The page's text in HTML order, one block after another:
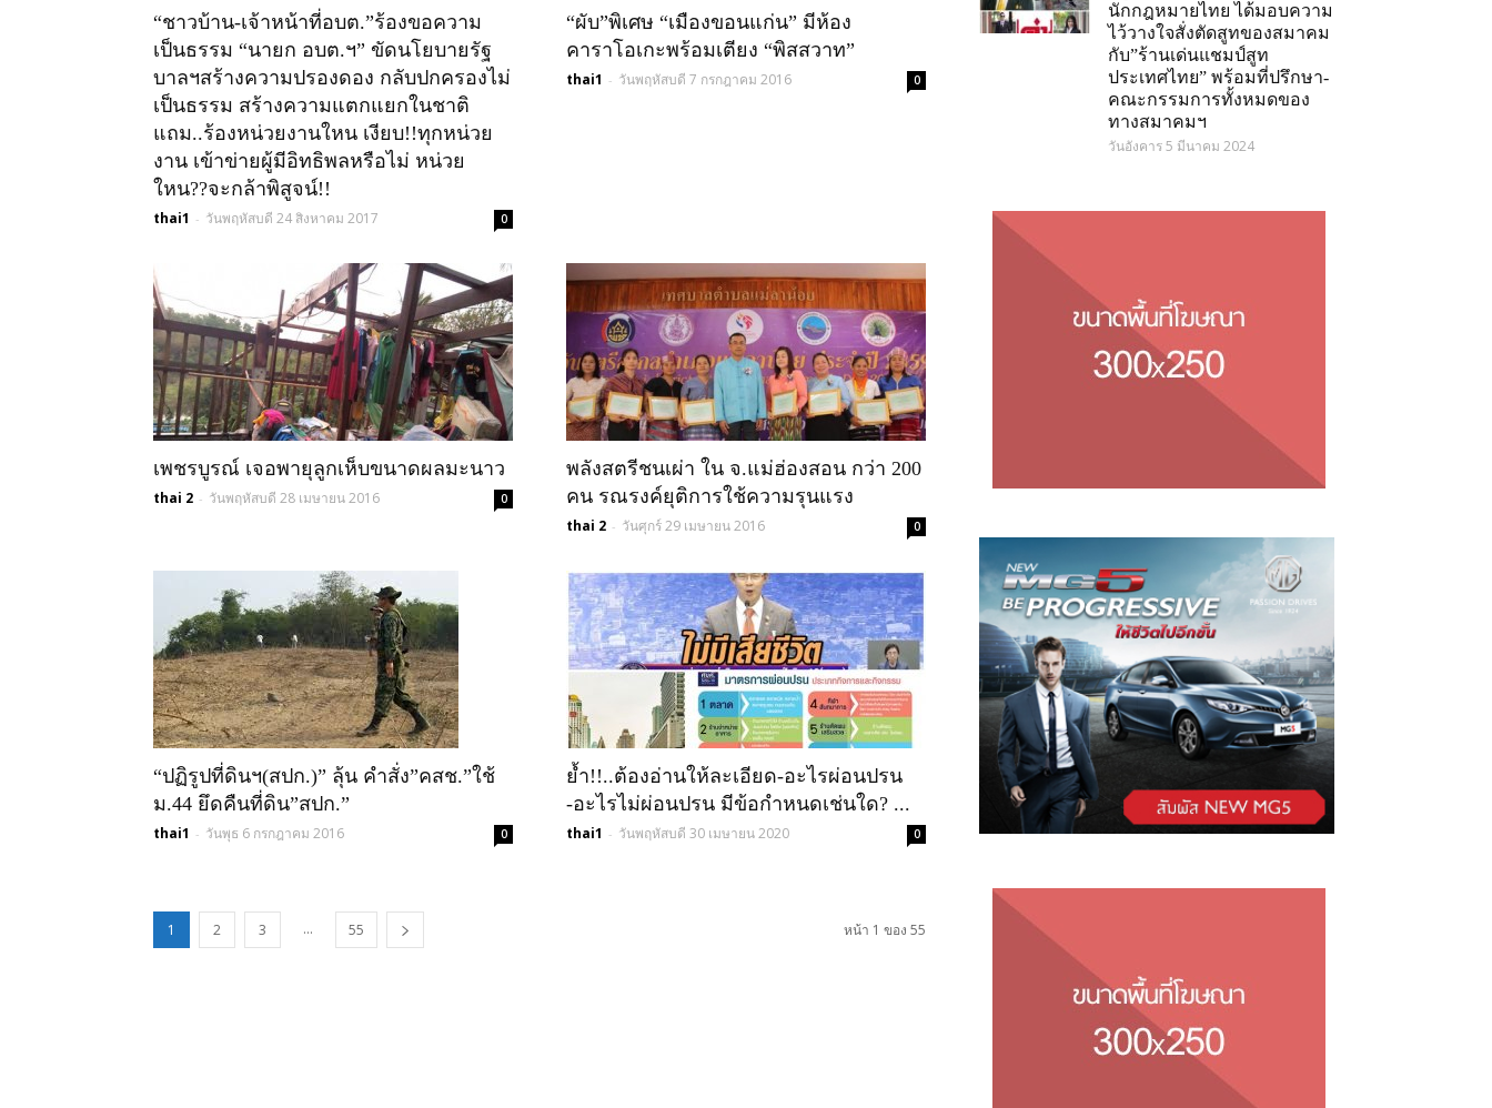
“ชาวบ้าน-เจ้าหน้าที่อบต.”ร้องขอความ
เป็นธรรม “นายก อบต.ฯ” ขัดนโยบายรัฐ
บาลฯสร้างความปรองดอง กลับปกครองไม่
เป็นธรรม สร้างความแตกแยกในชาติ
แถม..ร้องหน่วยงานใหน เงียบ!!ทุกหน่วย
งาน เข้าข่ายผู้มีอิทธิพลหรือไม่ หน่วย
ใหน??จะกล้าพิสูจน์!!
thai1 - วันพฤหัสบดี 24 สิงหาคม 2017 0
“ผับ”พิเศษ “เมืองขอนแก่น” มีห้อง
คาราโอเกะพร้อมเตียง “พิสสวาท”
thai1 - วันพฤหัสบดี 7 กรกฎาคม 2016 0
เพชรบูรณ์ เจอพายุลูกเห็บขนาดผลมะนาว
thai 2 - วันพฤหัสบดี 28 เมษายน 2016 0
พลังสตรีชนเผ่า ใน จ.แม่ฮ่องสอน กว่า 200
คน รณรงค์ยุติการใช้ความรุนแรง
thai 2 - วันศุกร์ 29 เมษายน 2016 0
“ปฏิรูปที่ดินฯ(สปก.)” ลุ้น คำสั่ง”คสช.”ใช้
ม.44 ยึดคืนที่ดิน”สปก.”
thai1 - วันพุธ 6 กรกฎาคม 2016 0
ย้ำ!!..ต้องอ่านให้ละเอียด-อะไรผ่อนปรน
-อะไรไม่ผ่อนปรน มีข้อกำหนดเช่นใด? ...
thai1 - วันพฤหัสบดี 30 เมษายน 2020 0
1 2 3 ... 55 หน้า 1 ของ 55
นักกฎหมายไทย ได้มอบความ
ไว้วางใจสั่งตัดสูทของสมาคม
กับ”ร้านเด่นแชมป์สูท
ประเทศไทย” พร้อมที่ปรึกษา-
คณะกรรมการทั้งหมดของ
ทางสมาคมฯ
วันอังคาร 5 มีนาคม 2024